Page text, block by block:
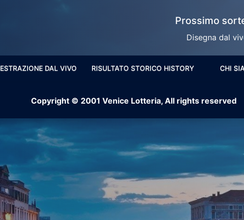
Prossimo
Disegna dal
ESTRAZIONE DAL VIVO RISULTATO STORICO HISTORY CHI
Copyright © 2001 Venice Lotteria, All rights reserved